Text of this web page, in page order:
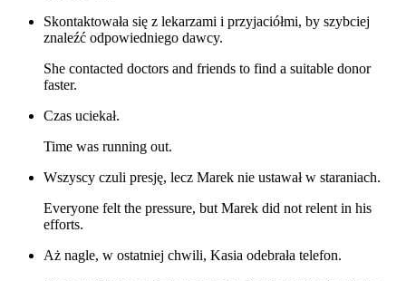
Skontaktowała się z lekarzami i przyjaciółmi, by szybciej
znaleźć odpowiedniego dawcy.
She contacted doctors and friends to find a suitable donor
faster.
Czas uciekał.
Time was running out.
Wszyscy czuli presję, lecz Marek nie ustawał w staraniach.
Everyone felt the pressure, but Marek did not relent in his
efforts.
Aż nagle, w ostatniej chwili, Kasia odebrała telefon.